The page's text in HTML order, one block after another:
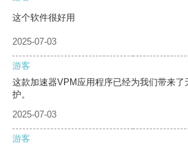
这个软件很好用
2025-07-03
游客
这款加速器VPM应用程序已经为我们带来
护。
2025-07-03
游客